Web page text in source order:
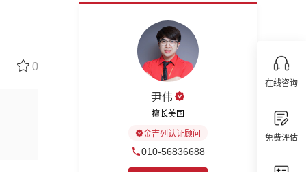
在线咨询
免费评估
0
尹伟
擅长美国
金吉列认证顾问
010-56836688